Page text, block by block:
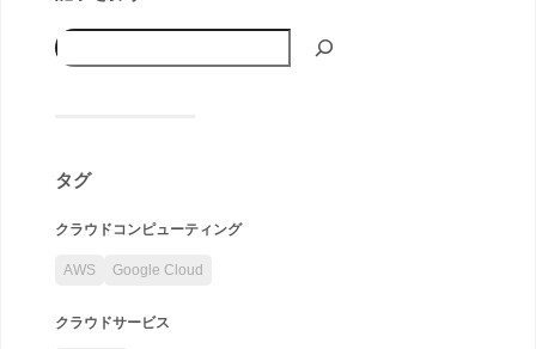
タグ
クラウドコンピューティング
AWS Google Cloud
クラウドサービス